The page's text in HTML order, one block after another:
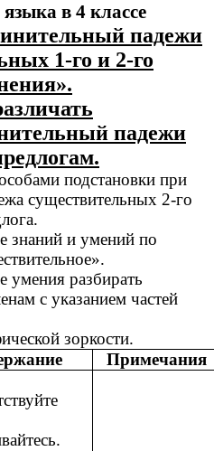
в 4 классе
падежи
1-го и 2-го
падежи
подстановки при
существительных 2-го
знаний и умений по
умения разбирать
с указанием частей
зоркости.
Примечания